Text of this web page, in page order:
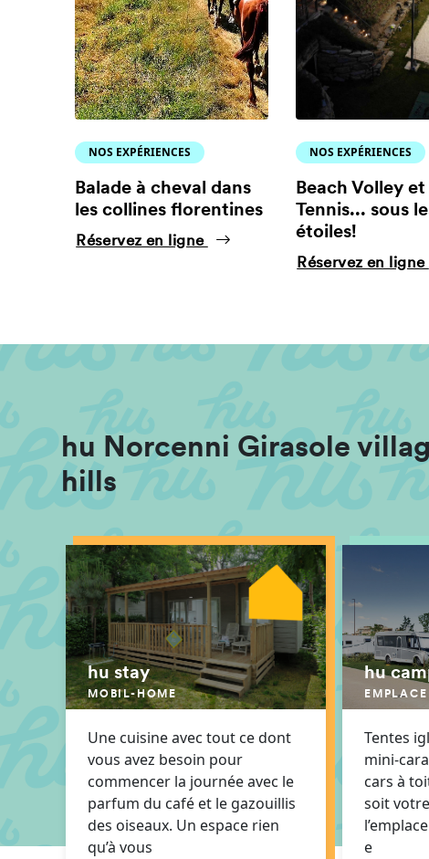
NOS EXPÉRIENCES
Balade à cheval dans
les collines florentines
Réservez en ligne
NOS EXPÉRIENCES
Beach Volley et
Tennis... sous
étoiles!
Réservez en ligne
hu Norcenni Girasole
hills
hu stay
MOBIL-HOME
Une cuisine avec tout ce dont
vous avez besoin pour
commencer la journée avec le
parfum du café et le gazouillis
des oiseaux. Un espace rien
qu’à vous
hu
Tentes
mini-
cars à
soit
e